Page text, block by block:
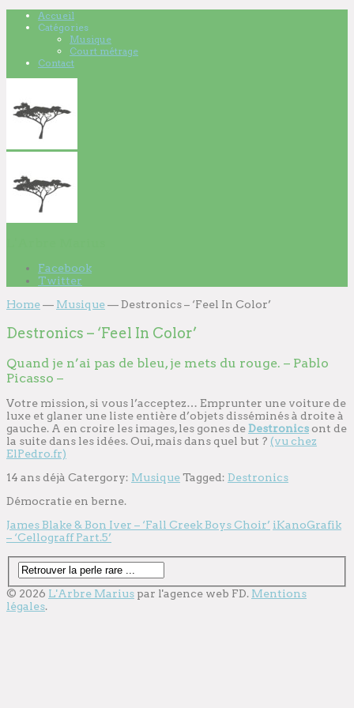
Accueil
Catégories
Musique
Court métrage
Contact
Facebook
Twitter
Home— Musique—Destronics – ‘Feel In Color’
Destronics – ‘Feel In Color’
Quand je n’ai pas de bleu, je mets du rouge. – Pablo
Picasso –
Votre mission, si vous l’acceptez… Emprunter une voiture de
luxe et glaner une liste entière d’objets disséminés à droite à
gauche. A en croire les images, les gones deDestronicsont de
la suite dans les idées. Oui, mais dans quel but ? (vu chez
ElPedro.fr)
14 ans déjà Catergory: MusiqueTagged: Destronics
Démocratie en berne.
James Blake & Bon Iver – ‘Fall Creek Boys Choir’ iKanoGrafik
– ‘Cellograff Part.5’
© 2026 L'Arbre Marius par l'agence web FD. Mentions
légales.